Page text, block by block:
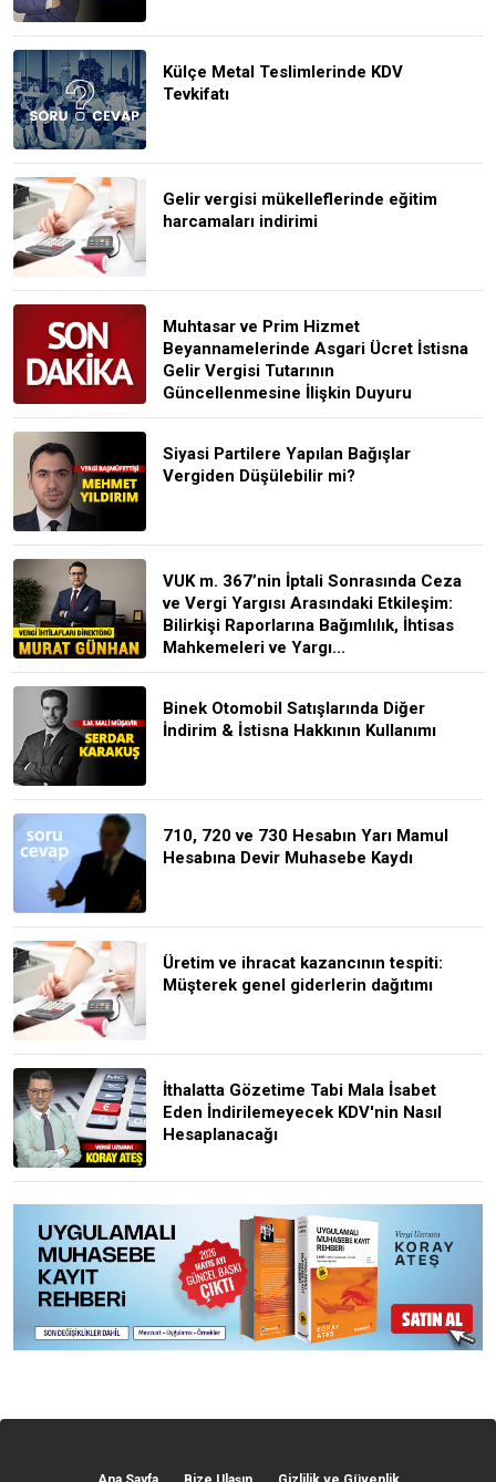
Külçe Metal Teslimlerinde KDV
Tevkifatı
Gelir vergisi mükelleflerinde eğitim
harcamaları indirimi
Muhtasar ve Prim Hizmet
Beyannamelerinde Asgari Ücret İstisna
Gelir Vergisi Tutarının
Güncellenmesine İlişkin Duyuru
Siyasi Partilere Yapılan Bağışlar
Vergiden Düşülebilir mi?
VUK m. 367’nin İptali Sonrasında Ceza
ve Vergi Yargısı Arasındaki Etkileşim:
Bilirkişi Raporlarına Bağımlılık, İhtisas
Mahkemeleri ve Yargı...
Binek Otomobil Satışlarında Diğer
İndirim & İstisna Hakkının Kullanımı
710, 720 ve 730 Hesabın Yarı Mamul
Hesabına Devir Muhasebe Kaydı
Üretim ve ihracat kazancının tespiti:
Müşterek genel giderlerin dağıtımı
İthalatta Gözetime Tabi Mala İsabet
Eden İndirilemeyecek KDV'nin Nasıl
Hesaplanacağı